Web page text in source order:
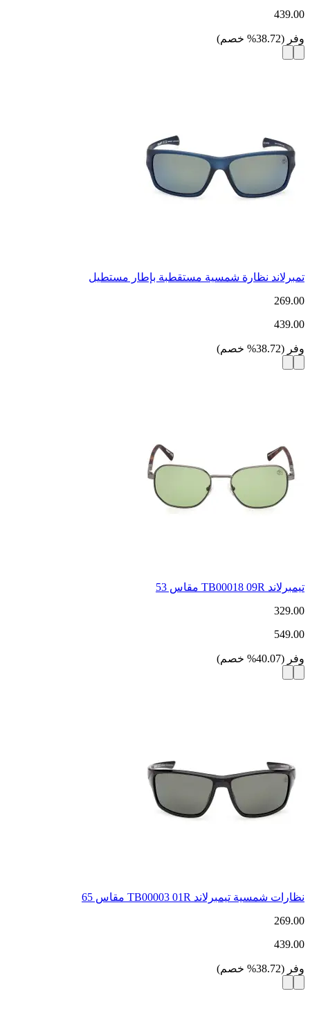
439.00
وفر (
38.72
% خصم)
تمبرلاند نظارة شمسية مستقطبة بإطار مستطيل
269.00
439.00
وفر (
38.72
% خصم)
تيمبرلاند TB00018 09R مقاس 53
329.00
549.00
وفر (
40.07
% خصم)
نظارات شمسية تيمبرلاند TB00003 01R مقاس 65
269.00
439.00
وفر (
38.72
% خصم)